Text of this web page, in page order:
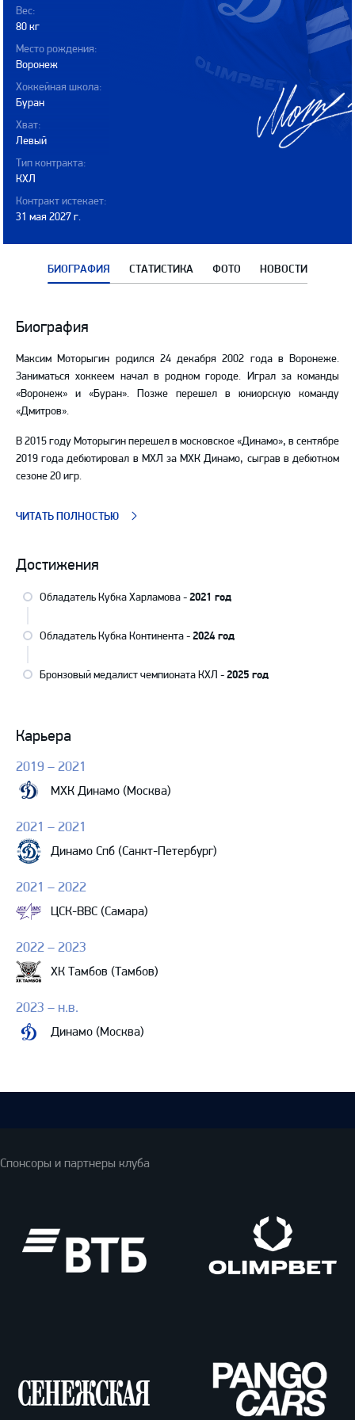
Вес:
80 кг
Место рождения:
Воронеж
Хоккейная школа:
Буран
Хват:
Левый
Тип контракта:
КХЛ
Контракт истекает:
31 мая 2027 г.
БИОГРАФИЯ СТАТИСТИКА ФОТО НОВОСТИ
Биография
Биография
Максим Моторыгин родился 24 декабря 2002 года в Воронеже.
Заниматься хоккеем начал в родном городе. Играл за команды
«Воронеж» и «Буран». Позже перешел в юниорскую команду
«Дмитров».
В 2015 году Моторыгин перешел в московское «Динамо», в сентябре
2019 года дебютировал в МХЛ за МХК Динамо, сыграв в дебютном
сезоне 20 игр.
ЧИТАТЬ ПОЛНОСТЬЮ
Достижения
Обладатель Кубка Харламова -2021 год
Обладатель Кубка Континента -2024 год
Бронзовый медалист чемпионата КХЛ -2025 год
Карьера
2019 – 2021
МХК Динамо (Москва)
2021 – 2021
Динамо Спб (Санкт-Петербург)
2021 – 2022
ЦСК-ВВС (Самара)
2022 – 2023
ХК Тамбов (Тамбов)
2023 – н.в.
Динамо (Москва)
Спонсоры и партнеры клуба